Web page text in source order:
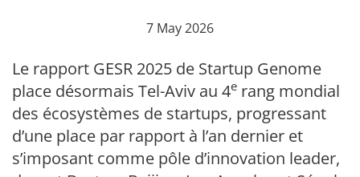
7 May 2026
Le rapport GESR 2025 de Startup Genome
place désormais Tel-Aviv au 4e rang mondial
des écosystèmes de startups, progressant
d’une place par rapport à l’an dernier et
s’imposant comme pôle d’innovation leader,